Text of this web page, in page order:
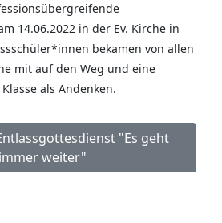
14.06.2022 in der Ev. Kirche in
bekamen von allen
mit auf den Weg und eine
als Andenken.
"Es geht
immer weiter"